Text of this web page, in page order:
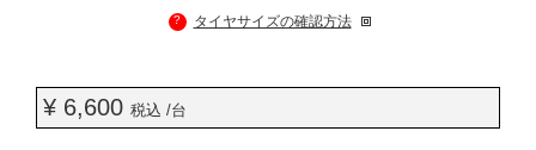
? タイヤサイズの確認方法
¥ 6,600 税込 /台